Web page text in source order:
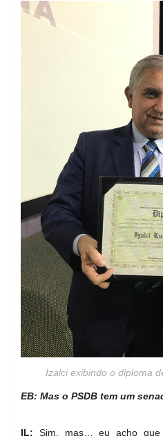
Izalci exibindo o diploma
EB: Mas o PSDB tem um
IL: Sim, mas… eu acho